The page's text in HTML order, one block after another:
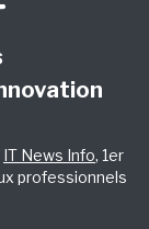
IT News Info, 1er
professionnels